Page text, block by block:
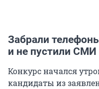
Забрали
и не пустили СМИ
Конкурс начался
кандидаты из